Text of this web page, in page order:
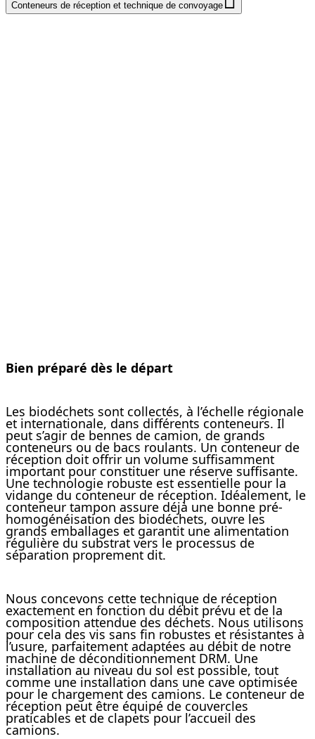
Conteneurs de réception et technique de convoyage
Bien préparé dès le départ
Les biodéchets sont collectés, à l’échelle régionale
et internationale, dans différents conteneurs. Il
peut s’agir de bennes de camion, de grands
conteneurs ou de bacs roulants. Un conteneur de
réception doit offrir un volume suffisamment
important pour constituer une réserve suffisante.
Une technologie robuste est essentielle pour la
vidange du conteneur de réception. Idéalement, le
conteneur tampon assure déjà une bonne pré-
homogénéisation des biodéchets, ouvre les
grands emballages et garantit une alimentation
régulière du substrat vers le processus de
séparation proprement dit.
Nous concevons cette technique de réception
exactement en fonction du débit prévu et de la
composition attendue des déchets. Nous utilisons
pour cela des vis sans fin robustes et résistantes à
l’usure, parfaitement adaptées au débit de notre
machine de déconditionnement DRM. Une
installation au niveau du sol est possible, tout
comme une installation dans une cave optimisée
pour le chargement des camions. Le conteneur de
réception peut être équipé de couvercles
praticables et de clapets pour l’accueil des
camions.